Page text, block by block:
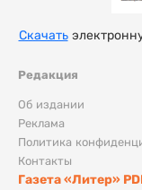
Редакция
Об издании
Реклама
Политика
Контакты
Газета «Литер»
Скачать